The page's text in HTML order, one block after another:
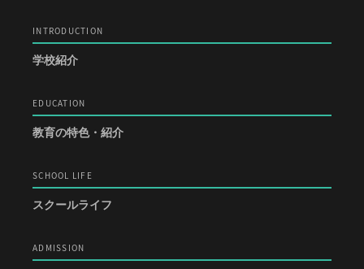
INTRODUCTION
学校紹介
EDUCATION
教育の特色・紹介
SCHOOL LIFE
スクールライフ
ADMISSION